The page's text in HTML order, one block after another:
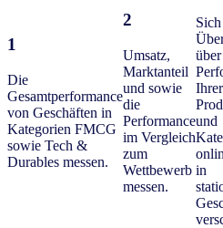
1
Die
Gesamtperformance
von Geschäften in
Kategorien FMCG
sowie Tech &
Durables messen.
2
Umsatz,
Marktanteil
und sowie
die
Performance
im Vergleich
zum
Wettbewerb
messen.
Ihrer
und
in